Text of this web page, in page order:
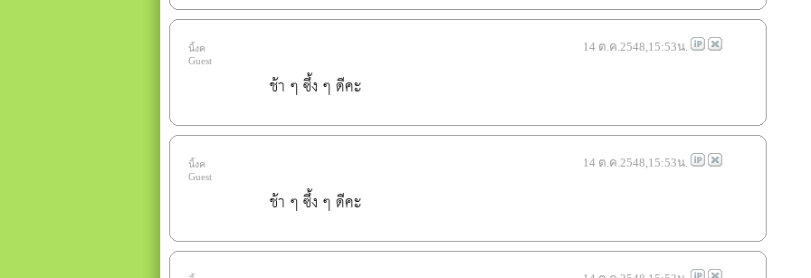
นิ้งค
Guest
14 ต.ค.2548,15:53น.
ช้า ๆ ซึ้ง ๆ ดีคะ
นิ้งค
Guest
14 ต.ค.2548,15:53น.
ช้า ๆ ซึ้ง ๆ ดีคะ